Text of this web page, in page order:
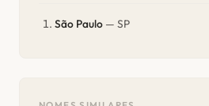
São Paulo — SP